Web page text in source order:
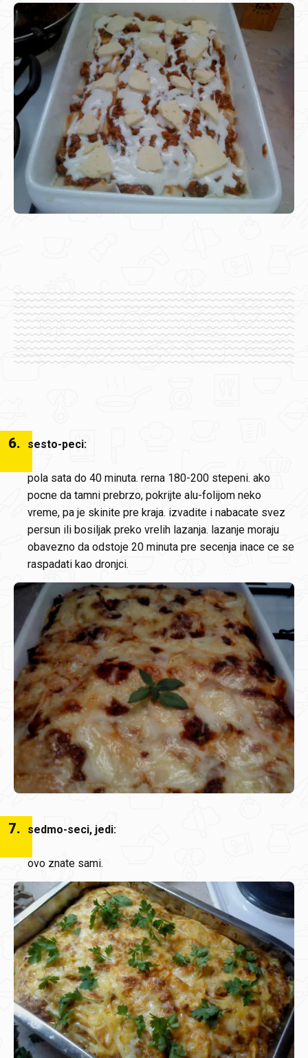
6. sesto-peci:
pola sata do 40 minuta. rerna 180-200 stepeni. ako
pocne da tamni prebrzo, pokrijte alu-folijom neko
vreme, pa je skinite pre kraja. izvadite i nabacate svez
persun ili bosiljak preko vrelih lazanja. lazanje moraju
obavezno da odstoje 20 minuta pre secenja inace ce se
raspadati kao dronjci.
7. sedmo-seci, jedi:
ovo znate sami.